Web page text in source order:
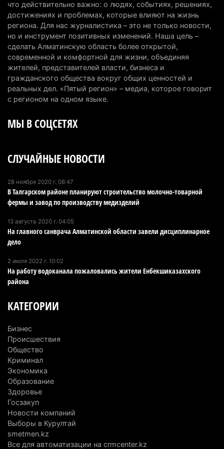
Казахстанцы назвали доход, при котором не
считают себя бедными
6 августа 2026 г. 09:52 161
Пожар в Аксайском ущелье под Алматы
полностью ликвидирован спустя три дня
6 августа 2026 г. 08:51 236
в Алматинской области
Казахстан стал лидером Центральной Азии в
5 августа 2026 г. 13:55
Казахстан может начать выпуск экологичного
запустят в Алатау
5 августа 2026 г. 12:32
Туриста с тяжелыми травмами эвакуировали в
горах Алматинской области после камнепада
Хозяина собак, едва не загрызших ребенка в
Алматинской области, судят спустя год после
трагедии
5 августа 2026 г. 09:17
В Алматинской области запустят производство
катеров для Formula-1 H2O и откроют академию
пилотов
5 августа 2026 г. 08:29
В Alatau City Authority назначили нового
директора по коммуникациям
что действительно важно: о людях, событиях, решениях,
достижениях и проблемах, которые влияют на жизнь
региона. Для нас журналистика – это не только новости,
но и инструмент позитивных изменений. Наша цель –
сделать Алматинскую область более открытой,
современной и комфортной для жизни, объединяя
жителей, представителей власти, бизнеса и
гражданского общества вокруг общих ценностей и
реальных дел. «Пятый регион» – медиа, которое говорит
с регионом на одном языке.
МЫ В СОЦСЕТЯХ
СЛУЧАЙНЫЕ НОВОСТИ
28 ноября 2020 г. 08:47
В Талгарском районе планируют строительство молочно-товарной
фермы и завод по производству медизделий
13 августа 2020 г. 04:05
На главного санврача Алматинской области завели дисциплинарное
дело
2 июля 2022 г. 10:02
На работу водоканала пожаловались жители Енбекшиказахского
района
КАТЕГОРИИ
Бизнес
Происшествия
Общество
Криминал
Экономика
Образование
Здоровье
Госзакуп
Новости компаний
Выборы в Курултай
smetmen.kz
Все для автоматизации на crmcenter.kz